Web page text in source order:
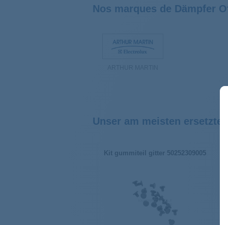
Nos marques de Dämpfer
Unser am meisten
Kit gummiteil gitter 50252309005